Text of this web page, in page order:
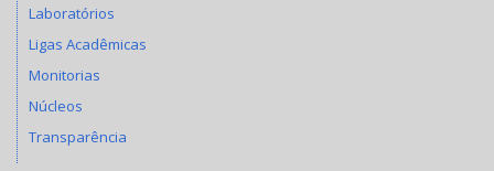
Laboratórios
Ligas Acadêmicas
Monitorias
Núcleos
Transparência